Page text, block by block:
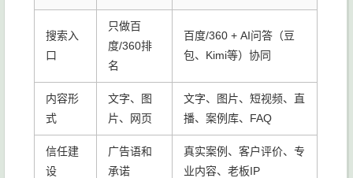
搜索入
口
只做百
度/360排
名
百度/360 + AI问答（豆
包、Kimi等）协同
内容形
式
文字、图
片、网页
文字、图片、短视频、直
播、案例库、FAQ
信任建
设
广告语和
承诺
真实案例、客户评价、专
业内容、老板IP